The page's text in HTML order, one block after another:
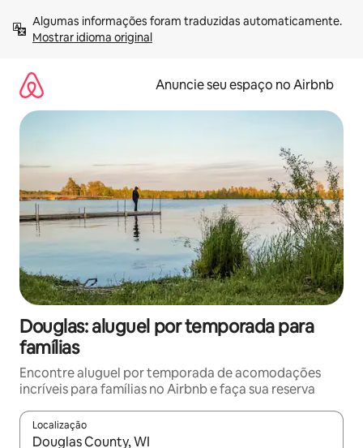
para
Mostrar idioma original
Anuncie seu espaço no Airbnb
Douglas: aluguel por temporada para
famílias
Encontre aluguel por temporada de acomodações
incríveis para famílias no Airbnb e faça sua reserva
Localização
Quando os resultados estiverem disponíveis, explore-os